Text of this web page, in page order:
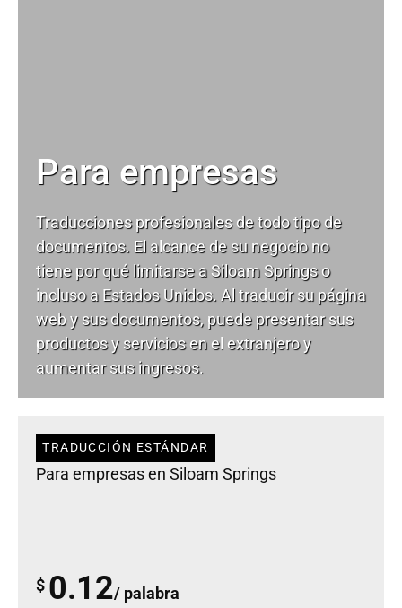
Para empresas
Traducciones profesionales de todo tipo de
documentos. El alcance de su negocio no
tiene por qué limitarse a Siloam Springs o
incluso a Estados Unidos. Al traducir su página
web y sus documentos, puede presentar sus
productos y servicios en el extranjero y
aumentar sus ingresos.
TRADUCCIÓN ESTÁNDAR
Para empresas en Siloam Springs
$ 0.12/ palabra